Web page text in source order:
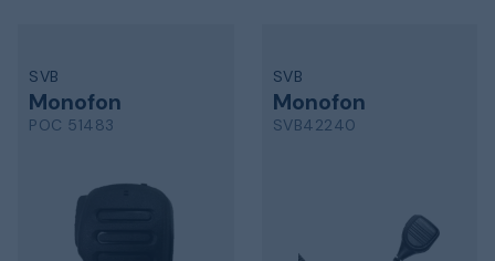
SVB
Monofon
POC 51483
SVB
Monofon
SVB42240